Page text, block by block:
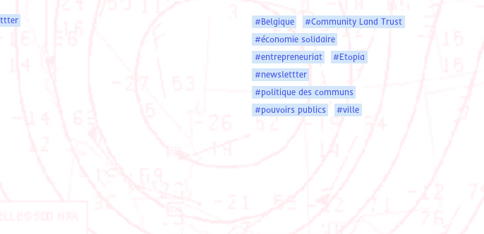
#Belgique
#Community Land Trust
#économie solidaire
#entrepreneuriat
#Etopia
#newslettter
#politique des communs
#pouvoirs publics
#ville